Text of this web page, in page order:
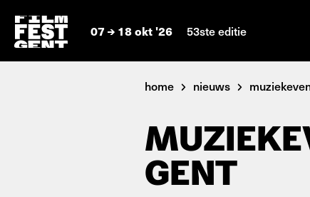
07 18 okt '26 53ste editie
home nieuws
GENT